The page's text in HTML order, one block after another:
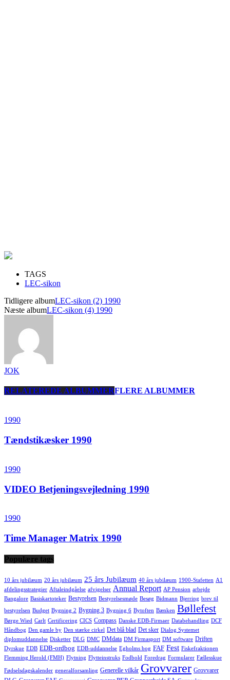
TAGS
LEC-sikon
Tidligere albumLEC-sikon (2) 1990
Næste albumLEC-sikon (4) 1990
JOK
RELATEREDE ALBUMMERFLERE ALBUMMER
1990
Tændstikæsker 1990
1990
VIDEO Betjeningsvejledning 1990
1990
Time Manager Matrix 1990
Populære tags
10 års jubilæum 20 års jubilæum 25 års Jubilæum 40 års jubilæum 1900-Stafetten A1
afdelingsstrategier Aftaleindgåelse afvigelser Annual Report AP Pension arbejde
Bangalore Basiskartoteker Bestyrelsen Bestyrelsesmøde Besøg Bidmann Bjerring brev til
bestyrelsen Budget Bygning 2 Bygning 3 Bygning 6 Bytoften Bænken Bøllefest
Børge Wied Carlt Certificering CICS Compass Danske EDB-Firmaer Databehandling DCF
Håndbog Den gamle by Den stærke cirkel Det blå blad Det sker Dialog Systemet
diplomuddannelse Disketter DLG DMC DMdata DM Firmasport DM software Driften
Dyrskue EDB EDB-ordbog EDB-uddannelse Egholms bog FAF Fest Fiskefraktionen
Flemming Herold (FMH) Flytning Flytteinstruks Fodbold Foredrag Formularer Fællesskue
Fødselsdagskalender generalforsamling Generelle vilkår Grovvarer Grovvarer